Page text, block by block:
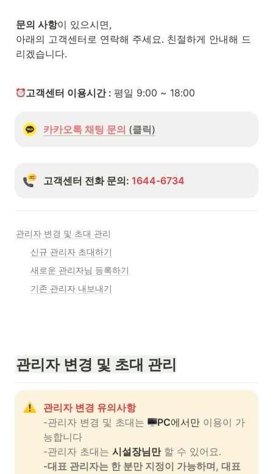
문의 사항이 있으시면,
아래의 고객센터로 연락해 주세요. 친절하게 안내해 드
리겠습니다.
고객센터 이용시간 : 평일 9:00 ~ 18:00
카카오톡 채팅 문의 (클릭)
고객센터 전화 문의: 1644-6734
관리자 변경 및 초대 관리
신규 관리자 초대하기
새로운 관리자님 등록하기
기존 관리자 내보내기
관리자 변경 및 초대 관리
관리자 변경 유의사항
-관리자 변경 및 초대는
PC에서만 이용이 가
능합니다
-관리자 초대는 시설장님만
-대표 관리자는 한 분만 지정이 가능하며, 대표